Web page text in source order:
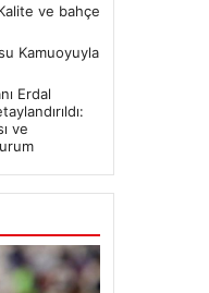
ve bahçe
Kamuoyuyla
Erdal
ve